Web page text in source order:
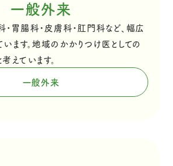
一般外来
胃腸科・皮膚科・肛門科など、幅広
ます。地域のかかりつけ医としての
えています。
一般外来